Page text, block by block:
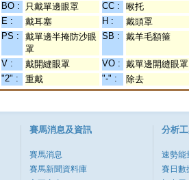
BO : 只戴單邊眼罩 CC :
喉托
E : 戴耳塞 H :
戴頭罩
PS :
戴單邊半掩防沙眼
罩
SB : 戴羊毛額箍
V : 戴開縫眼罩 VO : 戴單邊開縫眼罩
"2" : 重戴 "-" : 除去
賽馬消息及資訊
賽馬消息
賽馬新聞資料庫
分析
速勢能
賽日數